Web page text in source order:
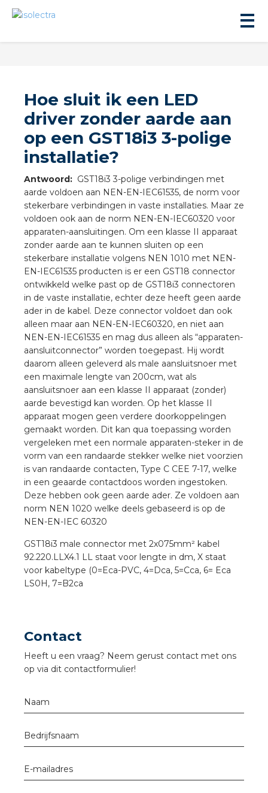
Hoe sluit ik een LED
driver zonder aarde aan
op een GST18i3 3-polige
installatie?
Antwoord: GST18i3 3-polige verbindingen met
aarde voldoen aan NEN-EN-IEC61535, de norm voor
stekerbare verbindingen in vaste installaties. Maar ze
voldoen ook aan de norm NEN-EN-IEC60320 voor
apparaten-aansluitingen. Om een klasse II apparaat
zonder aarde aan te kunnen sluiten op een
stekerbare installatie volgens NEN 1010 met NEN-
EN-IEC61535 producten is er een GST18 connector
ontwikkeld welke past op de GST18i3 connectoren
in de vaste installatie, echter deze heeft geen aarde
ader in de kabel. Deze connector voldoet dan ook
alleen maar aan NEN-EN-IEC60320, en niet aan
NEN-EN-IEC61535 en mag dus alleen als “apparaten-
aansluitconnector” worden toegepast. Hij wordt
daarom alleen geleverd als male aansluitsnoer met
een maximale lengte van 200cm, wat als
aansluitsnoer aan een klasse II apparaat (zonder)
aarde bevestigd kan worden. Op het klasse II
apparaat mogen geen verdere doorkoppelingen
gemaakt worden. Dit kan qua toepassing worden
vergeleken met een normale apparaten-steker in de
vorm van een randaarde stekker welke niet voorzien
is van randaarde contacten, Type C CEE 7-17, welke
in een geaarde contactdoos worden ingestoken.
Deze hebben ook geen aarde ader. Ze voldoen aan
norm NEN 1020 welke deels gebaseerd is op de
NEN-EN-IEC 60320
GST18i3 male connector met 2x075mm² kabel
92.220.LLX4.1 LL staat voor lengte in dm, X staat
voor kabeltype (0=Eca-PVC, 4=Dca, 5=Cca, 6= Eca
LS0H, 7=B2ca
Contact
Heeft u een vraag? Neem gerust contact met ons
op via dit contactformulier!
Naam
Bedrijfsnaam
E-mailadres
installeren
installeren
installeren
installeren in beton
installeren in de tuinbouw
stekerbare vlakkabel
GST®
Academy